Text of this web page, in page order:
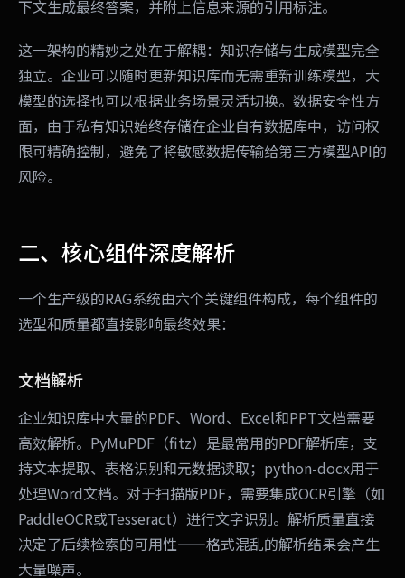
下文生成最终答案，并附上信息来源的引用标注。
这一架构的精妙之处在于解耦：知识存储与生成模型完全
独立。企业可以随时更新知识库而无需重新训练模型，大
模型的选择也可以根据业务场景灵活切换。数据安全性方
面，由于私有知识始终存储在企业自有数据库中，访问权
限可精确控制，避免了将敏感数据传输给第三方模型API的
风险。
二、核心组件深度解析
一个生产级的RAG系统由六个关键组件构成，每个组件的
选型和质量都直接影响最终效果：
文档解析
企业知识库中大量的PDF、Word、Excel和PPT文档需要
高效解析。PyMuPDF（fitz）是最常用的PDF解析库，支
持文本提取、表格识别和元数据读取；python-docx用于
处理Word文档。对于扫描版PDF，需要集成OCR引擎（如
PaddleOCR或Tesseract）进行文字识别。解析质量直接
决定了后续检索的可用性——格式混乱的解析结果会产生
大量噪声。